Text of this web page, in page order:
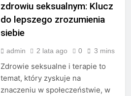
zdrowiu seksualnym: Klucz
do lepszego zrozumienia
siebie
admin 2 lata ago 0 3 mins
Zdrowie seksualne i terapie to
temat, który zyskuje na
znaczeniu w społeczeństwie, w